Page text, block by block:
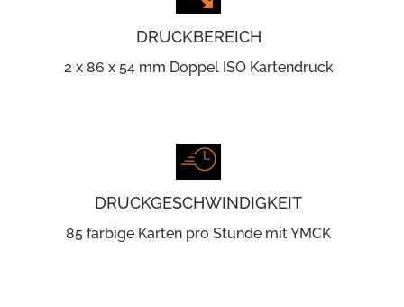
DRUCKBEREICH
2 x 86 x 54 mm Doppel ISO Kartendruck
DRUCKGESCHWINDIGKEIT
85 farbige Karten pro Stunde mit YMCK